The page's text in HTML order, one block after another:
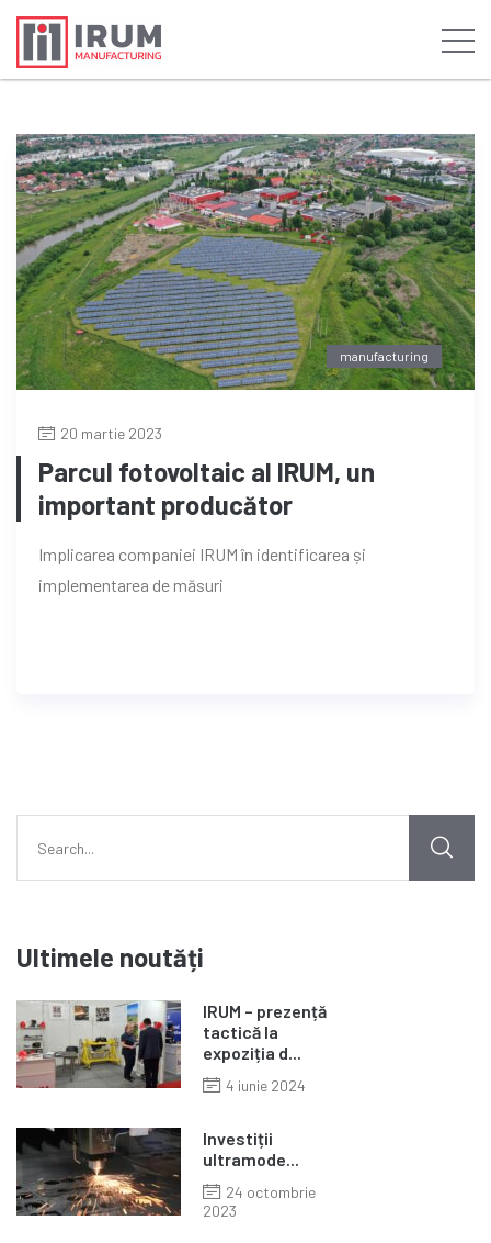
manufacturing
20 martie 2023
Parcul fotovoltaic al IRUM, un
important producător
Implicarea companiei IRUM în identificarea și
implementarea de măsuri
Ultimele noutăți
IRUM – prezență
tactică la
expoziția d...
4 iunie 2024
Investiții
ultramode...
24 octombrie
2023